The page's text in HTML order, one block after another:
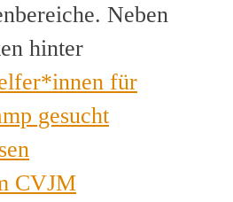
Neben
hinter
für
gesucht
CVJM